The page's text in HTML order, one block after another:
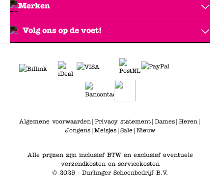
Merken
Volg ons op de voet!
Algemene voorwaarden| Privacy statement| Dames| Heren|
Jongens| Meisjes| Sale| Nieuw
Alle prijzen zijn inclusief BTW en exclusief eventuele
verzendkosten en servicekosten
© 2025 - Durlinger Schoenbedrijf B.V.